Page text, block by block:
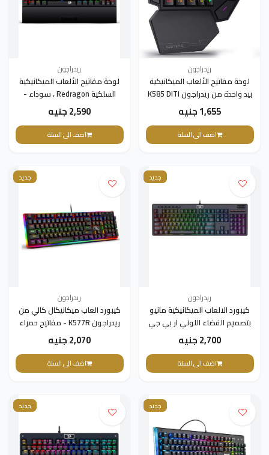
ريدراجون
لوحة مفاتيح الألعاب الميكانيكية
بيد واحدة من ريدراجون K585 DITI
1,655 جنيه
اضف الى السلة
ريدراجون
لوحة مفاتيح الألعاب الميكانيكية
السلكية Redragon ، سوداء -
k5872,590 جنيه
اضف الى السلة
جديد
ريدراجون
كيبورد الالعاب الميكانيكية مانيو
بتصميم الفضاء اللوني ار بي جي
K579 من ريدراجون - مفاتيح زرقاء،
USB، أحمر
2,700 جنيه
اضف الى السلة
جديد
ريدراجون
كيبورد العاب ميكانيكال كالي من
ريدراجون K577R - مفاتيح حمراء
(اسود)، USB
2,070 جنيه
اضف الى السلة
جديد جديد